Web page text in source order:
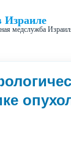
Израиле
медслужба